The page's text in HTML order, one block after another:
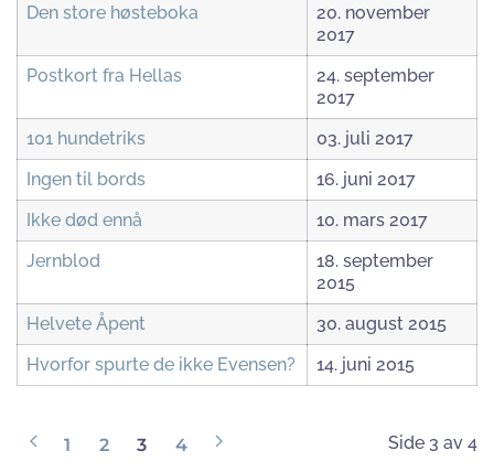
Den store høsteboka
20. november
2017
Postkort fra Hellas
24. september
2017
101 hundetriks
03. juli 2017
Ingen til bords
16. juni 2017
Ikke død ennå
10. mars 2017
Jernblod
18. september
2015
Helvete Åpent
30. august 2015
Hvorfor spurte de ikke Evensen?
14. juni 2015
Side 3 av 4
1 2 3 4